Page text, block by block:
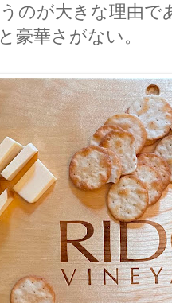
のが大きな理由で
豪華さがない。